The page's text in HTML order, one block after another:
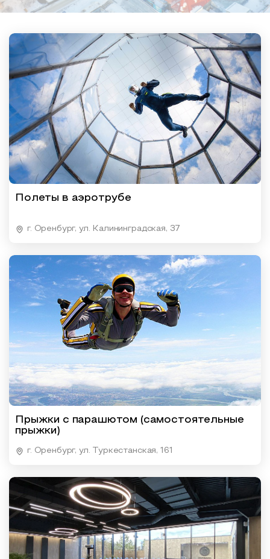
Аттестованные экскурсоводы
Маршруты от экскурсоводов
Все маршруты
Доступная среда
Полеты в аэротрубе
г. Оренбург, ул. Калининградская, 37
Прыжки с парашютом (самостоятельные
прыжки)
г. Оренбург, ул. Туркестанская, 161